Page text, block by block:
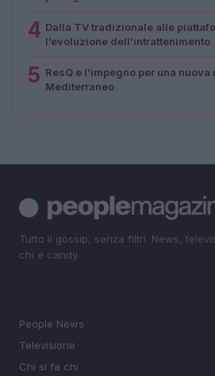
4 Dalla TV tradizionale alle
l’evoluzione dell’intrattenimento
5 ResQ e l’impegno per una
Mediterraneo
Tutto il gossip, senza filtri. News,
chi e candy.
People News
Televisione
Chi si fa chi